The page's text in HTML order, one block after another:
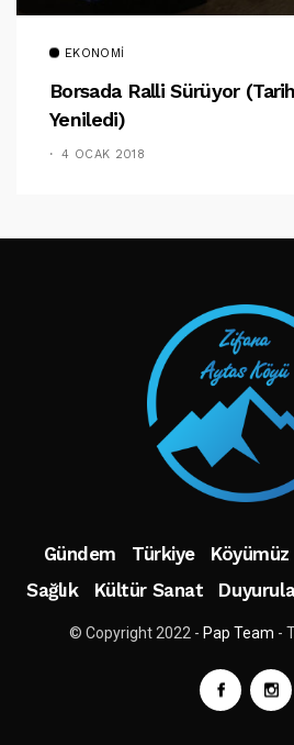
EKONOMI
Borsada Ralli Sürüyor
Yeniledi)
4 OCAK 2018
TAKIP ET
Gündem Türkiye Köyümüz
Sağlık
Kültür Sanat
© Copyright 2022 - Pap Team -